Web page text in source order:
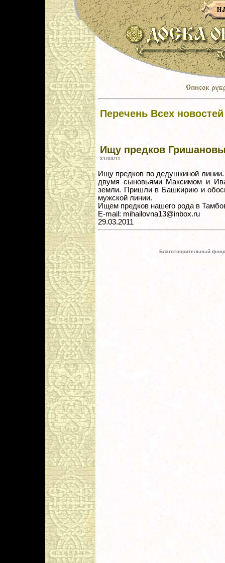
Перечень Всех новостей
Ищу предков
31/03/11
Ищу предков по дедушкиной
двумя сыновьями Максимом и
земли. Пришли в Башкирию и
мужской линии.
Ищем предков нашего рода в
E-mail: mihailovna13@inbox.ru
29.03.2011
Благотворительный